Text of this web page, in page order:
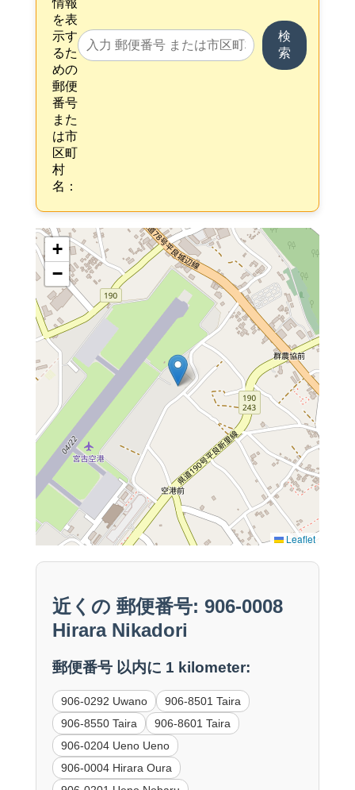
情報
を表
示す
るた
めの
郵便
番号
また
は市
区町
村
名：
検
索
+
−
Leaflet
近くの 郵便番号: 906-0008
Hirara Nikadori
郵便番号 以内に 1 kilometer:
906-0292 Uwano
906-8501 Taira
906-8550 Taira
906-8601 Taira
906-0204 Ueno Ueno
906-0004 Hirara Oura